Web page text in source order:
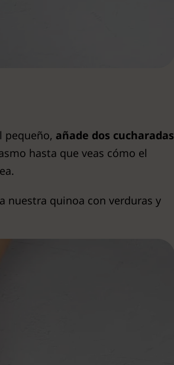
pequeño, añade dos cucharadas
hasta que veas cómo el
nuestra quinoa con verduras y